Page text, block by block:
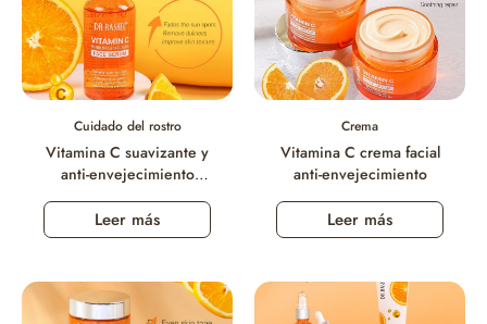
Cuidado del rostro
Vitamina C suavizante y
anti-envejecimiento
Leer más
Crema
Vitamina C crema facial
anti-envejecimiento
Leer más